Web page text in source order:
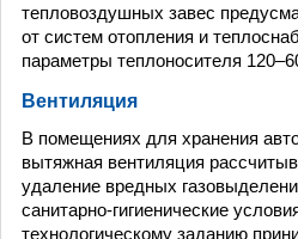
тепловоздушных завес
от систем отопления и
параметры теплоносителя
Вентиляция
В помещениях для хранения
вытяжная вентиляция
удаление вредных
санитарно-гигиенические
технологическому заданию